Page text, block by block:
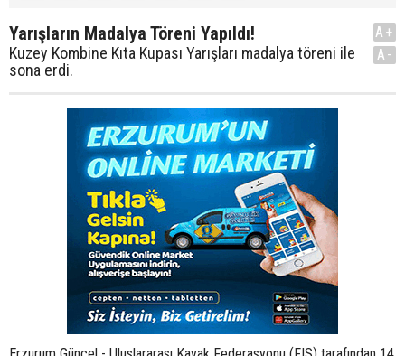
Yarışların Madalya Töreni Yapıldı!
Kuzey Kombine Kıta Kupası Yarışları madalya töreni ile
sona erdi.
A+
A-